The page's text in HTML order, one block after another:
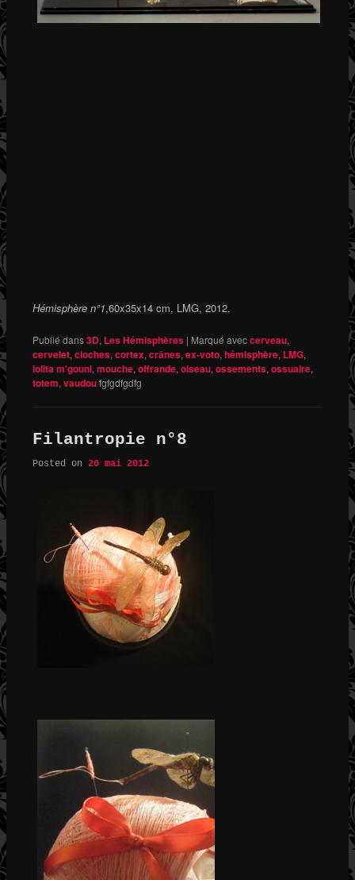
Hémisphère n°1,60x35x14 cm, LMG, 2012.
Publié dans3D, Les Hémisphères | Marqué aveccerveau,
cervelet, cloches, cortex, crânes, ex-voto, hémisphère, LMG,
lolita m'gouni, mouche, offrande, oiseau, ossements, ossuaire,
totem, vaudoufgfgdfgdfg
Filantropie n°8
Posted on 20 mai 2012